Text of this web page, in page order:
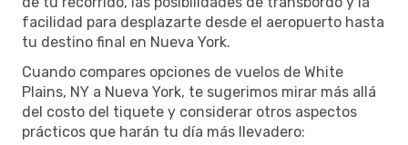
facilidad para desplazarte desde el aeropuerto hasta
tu destino final en Nueva York.
Cuando compares opciones de vuelos de White
Plains, NY a Nueva York, te sugerimos mirar más allá
del costo del tiquete y considerar otros aspectos
prácticos que harán tu día más llevadero: